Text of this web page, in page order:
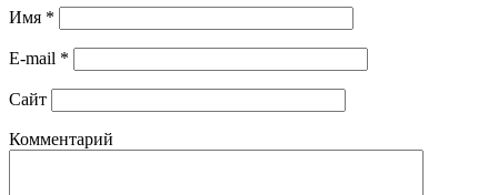
Имя *
E-mail *
Сайт
Комментарий